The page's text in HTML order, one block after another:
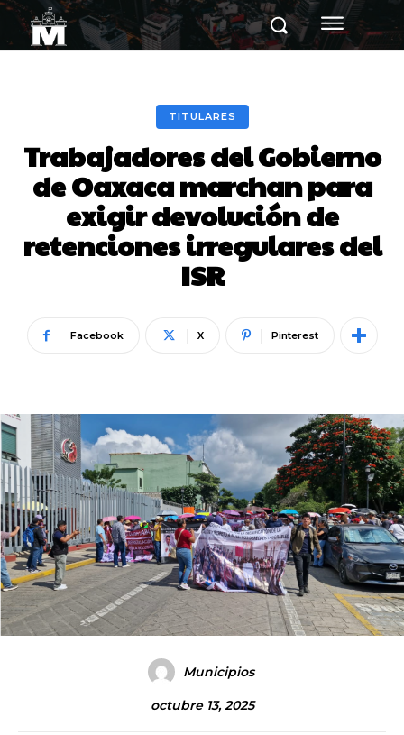
TITULARES
Trabajadores del Gobierno
de Oaxaca marchan para
exigir devolución de
retenciones irregulares del
ISR
Facebook X Pinterest
Municipios
octubre 13, 2025